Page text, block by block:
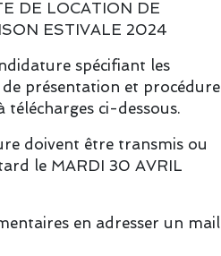
DE LOCATION DE
ESTIVALE 2024
spécifiant les
présentation et procédure
télécharges ci-dessous.
doivent être transmis ou
le MARDI 30 AVRIL
en adresser un mail